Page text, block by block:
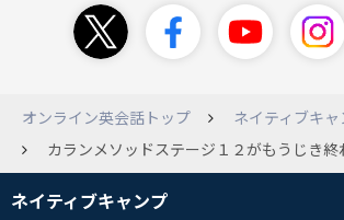
オンライン英会話トップ
ネイティブキ
カランメソッドステージ１２がもうじき終わりそうです。 ある先生にはステージ６から復習で戻るといいよ！とアドバイスいただきました。 すでにカランを終えられた方々、何巡もされている方にお尋ねします。 カラン一巡後、どのような学習をされていますか？ ステージを戻って復習された方は、どのス
ネイティブキャンプ